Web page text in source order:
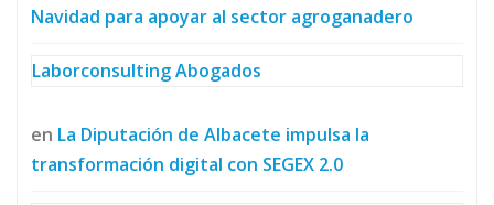
Navidad para apoyar al sector agroganadero
Laborconsulting Abogados
en La Diputación de Albacete impulsa la
transformación digital con SEGEX 2.0